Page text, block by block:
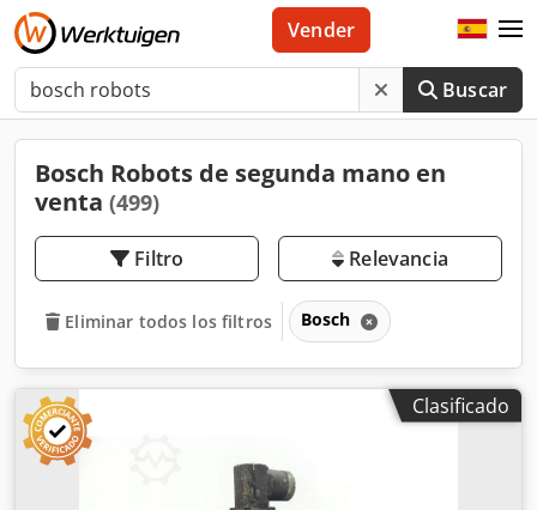
Buscar
Vender
Bosch Robots de segunda mano en
venta (499)
Filtro Relevancia
Eliminar todos los filtros Bosch
Clasificado